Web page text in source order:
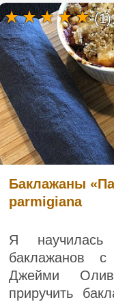
Баклажаны
parmigiana
Я
баклажанов
Джейми
приручить
(1)